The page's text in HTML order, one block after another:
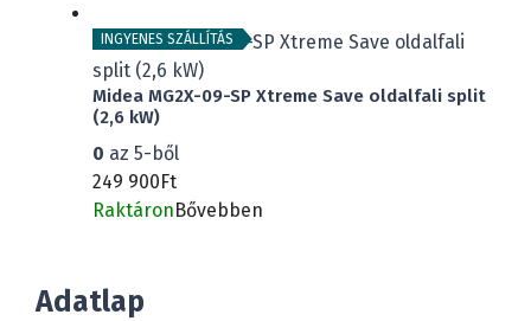
INGYENES SZÁLLÍTÁS
Midea MG2X-09-SP Xtreme Save oldalfali split
(2,6 kW)
0 az 5-ből
249 900Ft
RaktáronBővebben
Adatlap